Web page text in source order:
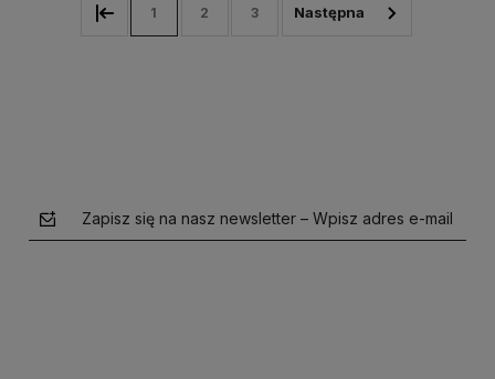
1 2 3
Zapisz się na nasz newsletter – Wpisz adres e-mail